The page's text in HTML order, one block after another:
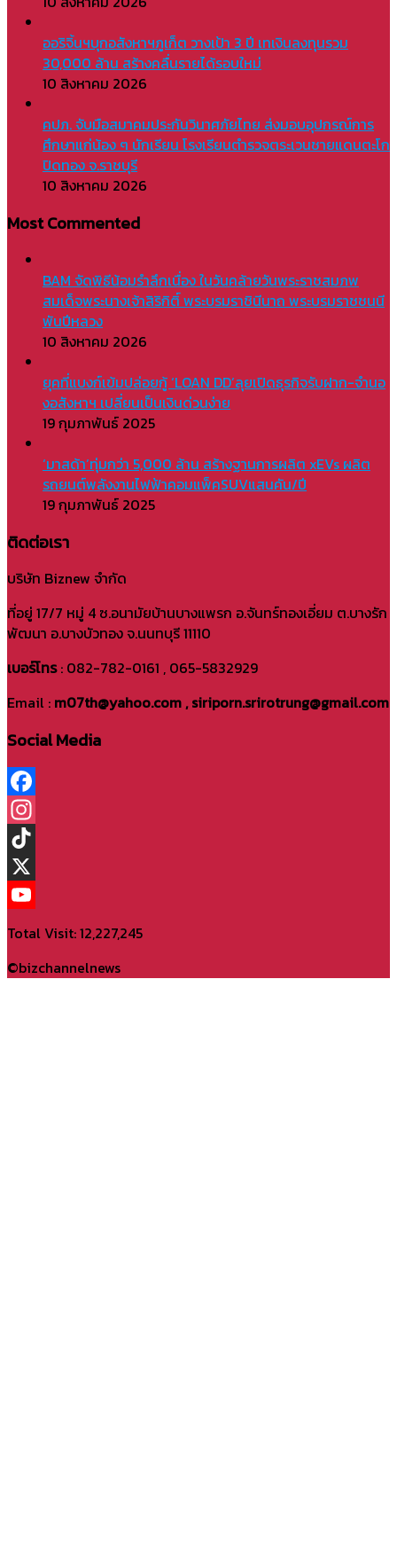
ออริจิ้นฯบุกอสังหาฯภูเก็ต วางเป้า 3 ปี เทเงินลงทุนรวม
30,000 ล้าน สร้างคลื่นรายได้รอบใหม่
10 สิงหาคม 2026
คปภ. จับมือสมาคมประกันวินาศภัยไทย ส่งมอบอุปกรณ์การ
ศึกษาแก่น้อง ๆ นักเรียน โรงเรียนตำรวจตระเวนชายแดนตะโก
ปิดทอง จ.ราชบุรี
10 สิงหาคม 2026
Most Commented
BAM จัดพิธีน้อมรำลึกเนื่อง ในวันคล้ายวันพระราชสมภพ
สมเด็จพระนางเจ้าสิริกิติ์ พระบรมราชินีนาถ พระบรมราชชนนี
พันปีหลวง
10 สิงหาคม 2026
ยุคที่แบงก์เข้มปล่อยกู้ ‘LOAN DD’ลุยเปิดธุรกิจรับฝาก-จำนอ
งอสังหาฯ เปลี่ยนเป็นเงินด่วนง่าย
19 กุมภาพันธ์ 2025
‘มาสด้า’ทุ่มกว่า 5,000 ล้าน สร้างฐานการผลิต xEVs ผลิต
รถยนต์พลังงานไฟฟ้าคอมแพ็คSUVแสนคัน/ปี
19 กุมภาพันธ์ 2025
ติดต่อเรา
บริษัท Biznew จำกัด
ที่อยู่ 17/7 หมู่ 4 ซ.อนามัยบ้านบางแพรก อ.จันทร์ทองเอี่ยม ต.บางรัก
พัฒนา อ.บางบัวทอง จ.นนทบุรี 11110
เบอร์โทร: 082-782-0161 , 065-5832929
Email : m07th@yahoo.com , siriporn.srirotrung@gmail.com
Social Media
Facebook
Instagram
TikTok
X
Total Visit: 12,227,245
©bizchannelnews